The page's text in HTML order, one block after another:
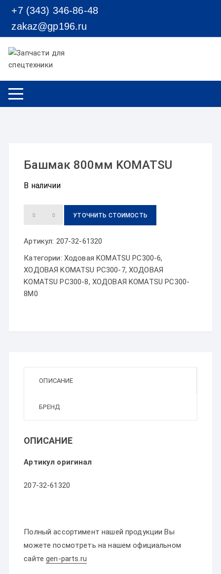
Перейти к содержимому
+7 (343) 346-86-48
zakaz@gp196.ru
Башмак 800мм KOMATSU
В наличии
УТОЧНИТЬ СТОИМОСТЬ
Артикул: 207-32-61320
Категории: Ходовая KOMATSU PC300-6,
ХОДОВАЯ KOMATSU PC300-7, ХОДОВАЯ
KOMATSU PC300-8, ХОДОВАЯ KOMATSU PC300-
8M0
ОПИСАНИЕ
БРЕНД
ОПИСАНИЕ
Артикул оригинал
207-32-61320
Полный ассортимент нашей продукции Вы
можете посмотреть на нашем официальном
сайтеgen-parts.ru